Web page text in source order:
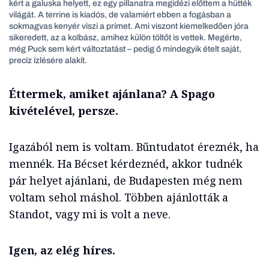
kért a galuska helyett, ez egy pillanatra megidézi előttem a hütték
világát. A terrine is kiadós, de valamiért ebben a fogásban a
sokmagvas kenyér viszi a prímet. Ami viszont kiemelkedően jóra
sikeredett, az a kolbász, amihez külön töltőt is vettek. Megérte,
még Puck sem kért változtatást – pedig ő mindegyik ételt saját,
precíz ízlésére alakít.
Éttermek, amiket ajánlana? A Spago
kivételével, persze.
Igazából nem is voltam. Bűntudatot éreznék, ha
mennék. Ha Bécset kérdeznéd, akkor tudnék
pár helyet ajánlani, de Budapesten még nem
voltam sehol máshol. Többen ajánlották a
Standot, vagy mi is volt a neve.
Igen, az elég híres.